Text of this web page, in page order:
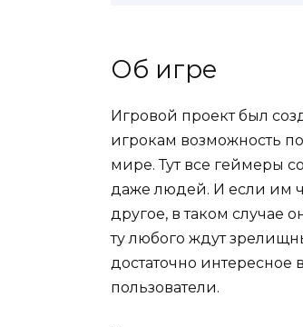
Об игре
Игровой проект был
игрокам возможность
мире. Тут все геймеры
даже людей. И если им
другое, в таком случае
ту любого ждут
достаточно
пользователи.